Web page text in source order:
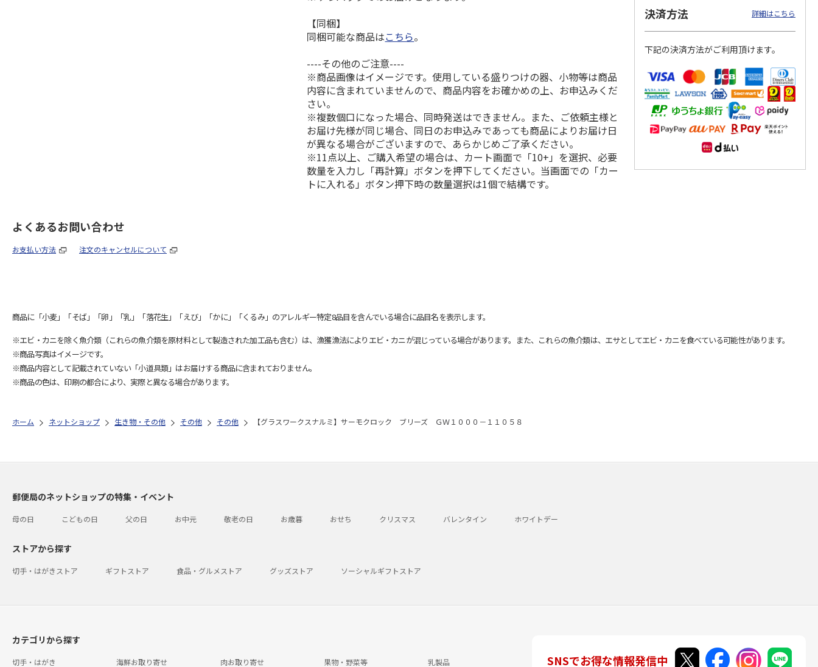
【同梱】
同梱可能な商品はこちら。
----その他のご注意----
※商品画像はイメージです。使用している盛りつけの器、小物等は商品
内容に含まれていませんので、商品内容をお確かめの上、お申込みくだ
さい。
※複数個口になった場合、同時発送はできません。また、ご依頼主様と
お届け先様が同じ場合、同日のお申込みであっても商品によりお届け日
が異なる場合がございますので、あらかじめご了承ください。
※11点以上、ご購入希望の場合は、カート画面で「10+」を選択、必要
数量を入力し「再計算」ボタンを押下してください。当画面での「カー
トに入れる」ボタン押下時の数量選択は1個で結構です。
決済方法 詳細はこちら
下記の決済方法がご利用頂けます。
よくあるお問い合わせ
お支払い方法 注文のキャンセルについて
商品に「小麦」「そば」「卵」「乳」「落花生」「えび」「かに」「くるみ」のアレルギー特定8品目を含んでいる場合に品目名を表示します。
※エビ・カニを除く魚介類（これらの魚介類を原材料として製造された加工品も含む）は、漁獲漁法によりエビ・カニが混じっている場合があります。また、これらの魚介類は、エサとしてエビ・カニを食べている可能性があります。
※商品写真はイメージです。
※商品内容として記載されていない「小道具類」はお届けする商品に含まれておりません。
※商品の色は、印刷の都合により、実際と異なる場合があります。
ホーム ネットショップ 生き物・その他 その他 その他 【グラスワークスナルミ】サーモクロック ブリーズ ＧＷ１０００－１１０５８
郵便局のネットショップの特集・イベント
母の日 こどもの日 父の日 お中元 敬老の日 お歳暮 おせち クリスマス バレンタイン ホワイトデー
ストアから探す
切手・はがきストア ギフトストア 食品・グルメストア グッズストア ソーシャルギフトストア
カテゴリから探す
切手・はがき 海鮮お取り寄せ 肉お取り寄せ 果物・野菜等 乳製品 SNSでお得な情報発信中